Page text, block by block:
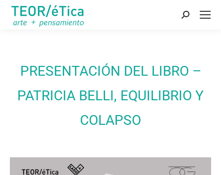
Buscar:
PRESENTACIÓN DEL LIBRO –
PATRICIA BELLI, EQUILIBRIO Y
COLAPSO